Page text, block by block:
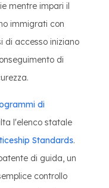
mentre impari il
immigrati con
di accesso iniziano
di
di
l'elenco statale
Standards.
di guida, un
controllo